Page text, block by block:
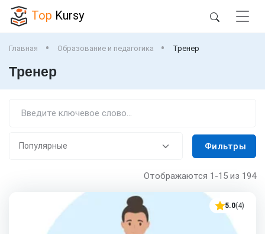
Top Kursy
Главная Образование и педагогика Тренер
Тренер
Фильтры
Отображаются 1-15 из 194
5.0(4)